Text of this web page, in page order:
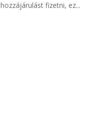
hozzájárulást fizetni, ez...